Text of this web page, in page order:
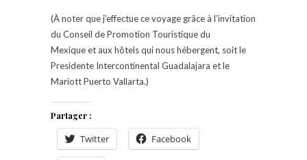
(À noter que j’effectue ce voyage grâce à l’invitation
du Conseil de Promotion Touristique du
Mexique et aux hôtels qui nous hébergent, soit le
Presidente Intercontinental Guadalajara et le
Mariott Puerto Vallarta.)
Partager :
Twitter Facebook